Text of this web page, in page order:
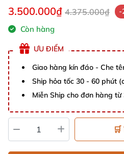
3.500.000₫ 4.375.000₫ -
Còn hàng
ƯU ĐIỂM
Giao hàng kín đáo - Che
Ship hỏa tốc 30 - 60 phút
Miễn Ship cho đơn hàng từ